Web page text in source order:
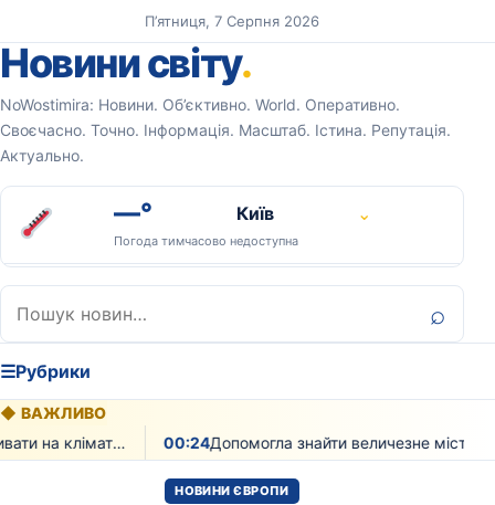
Перейти до вмістуП’ятниця, 7 Серпня 2026
Новини світу.
NoWostimira: Новини. Об’єктивно. World. Оперативно.
Своєчасно. Точно. Інформація. Масштаб. Істина. Репутація.
Актуально.
—° Київ ⌄
Погода тимчасово недоступна
⌕
☰Рубрики
◆ ВАЖЛИВО
Як рослинність може впливати на клімат екзопланет доводять вчені
00:24
НОВИНИ ЄВРОПИ